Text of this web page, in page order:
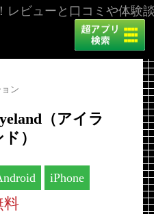
レビューと口コミや体験
ン
（アイラ
）
iPhone
料